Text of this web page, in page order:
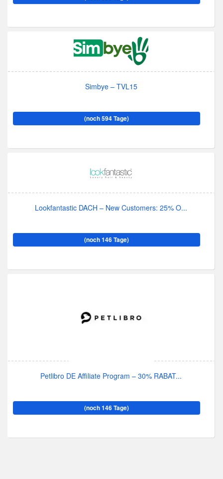
Simbye – TVL15
(noch 594 Tage)
Lookfantastic DACH – New Customers: 25% O...
(noch 146 Tage)
Petlibro DE Affiliate Program – 30% RABAT...
(noch 146 Tage)